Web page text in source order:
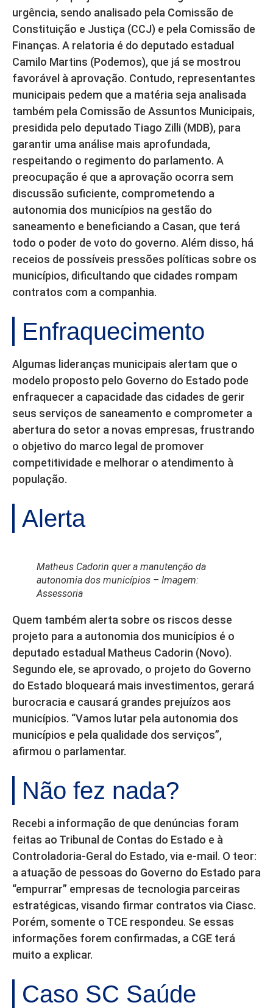
urgência, sendo analisado pela Comissão de
Constituição e Justiça (CCJ) e pela Comissão de
Finanças. A relatoria é do deputado estadual
Camilo Martins (Podemos), que já se mostrou
favorável à aprovação. Contudo, representantes
municipais pedem que a matéria seja analisada
também pela Comissão de Assuntos Municipais,
presidida pelo deputado Tiago Zilli (MDB), para
garantir uma análise mais aprofundada,
respeitando o regimento do parlamento. A
preocupação é que a aprovação ocorra sem
discussão suficiente, comprometendo a
autonomia dos municípios na gestão do
saneamento e beneficiando a Casan, que terá
todo o poder de voto do governo. Além disso, há
receios de possíveis pressões políticas sobre os
municípios, dificultando que cidades rompam
contratos com a companhia.
Enfraquecimento
Algumas lideranças municipais alertam que o
modelo proposto pelo Governo do Estado pode
enfraquecer a capacidade das cidades de gerir
seus serviços de saneamento e comprometer a
abertura do setor a novas empresas, frustrando
o objetivo do marco legal de promover
competitividade e melhorar o atendimento à
população.
Alerta
Matheus Cadorin quer a manutenção da
autonomia dos municípios – Imagem:
Assessoria
Quem também alerta sobre os riscos desse
projeto para a autonomia dos municípios é o
deputado estadual Matheus Cadorin (Novo).
Segundo ele, se aprovado, o projeto do Governo
do Estado bloqueará mais investimentos, gerará
burocracia e causará grandes prejuízos aos
municípios. “Vamos lutar pela autonomia dos
municípios e pela qualidade dos serviços”,
afirmou o parlamentar.
Não fez nada?
Recebi a informação de que denúncias foram
feitas ao Tribunal de Contas do Estado e à
Controladoria-Geral do Estado, via e-mail. O teor:
a atuação de pessoas do Governo do Estado para
“empurrar” empresas de tecnologia parceiras
estratégicas, visando firmar contratos via Ciasc.
Porém, somente o TCE respondeu. Se essas
informações forem confirmadas, a CGE terá
muito a explicar.
Caso SC Saúde